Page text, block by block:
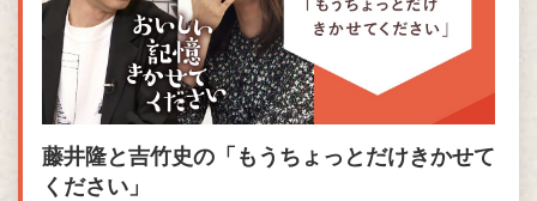
藤井隆と吉竹史の「もうちょっとだけきかせて
ください」